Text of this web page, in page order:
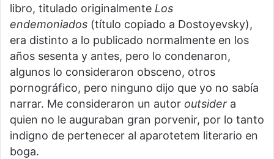
libro, titulado originalmente Los
endemoniados (título copiado a Dostoyevsky),
era distinto a lo publicado normalmente en los
años sesenta y antes, pero lo condenaron,
algunos lo consideraron obsceno, otros
pornográfico, pero ninguno dijo que yo no sabía
narrar. Me consideraron un autor outsider a
quien no le auguraban gran porvenir, por lo tanto
indigno de pertenecer al aparotetem literario en
boga.